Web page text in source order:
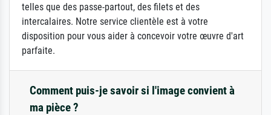
telles que des passe-partout, des filets et des
intercalaires. Notre service clientèle est à votre
disposition pour vous aider à concevoir votre œuvre d'art
parfaite.
Comment puis-je savoir si l'image convient à
ma pièce ?